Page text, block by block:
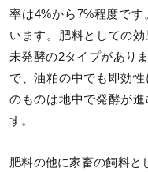
率は4%から7%程度で
います。肥料としての
未発酵の2タイプがあり
で、油粕の中でも即効
のものは地中で発酵が
す。
肥料の他に家畜の飼料と